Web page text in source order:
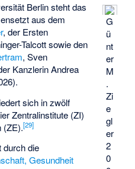
G
ü
nt
er
M
.
Zi
e
gl
er
2
0
Berlin steht das
aus dem
, der Ersten
Talcottsowie den
, Sven
Kanzlerin Andrea
sich in zwölf
Zentralinstitute (ZI)
(ZE).[29]
durch die
Gesundheit